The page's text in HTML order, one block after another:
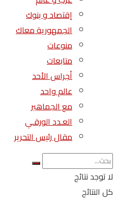
إقتصاد و بنوك
الجمهورية معاك
منوعات
متابعات
أجراس الأحد
عالم واحد
مع الجماهير
العـدد الورقـي
مقال رئيس التحرير
لا توجد نتائج
كل النتائج